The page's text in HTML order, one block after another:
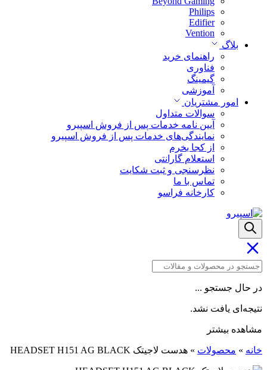
Philips
Edifier
Vention
بلاگ
راهنمای خرید
فناوری
گیمینگ
آموزشی
امور مشتریان
سوالات متداول
آیین نامه خدمات پس از فروش اسپیرو
نمایندگی‌های خدمات پس از فروش اسپیرو
از کجا بخرم
استعلام گارانتی
نظرسنجی و ثبت شکایت
تماس با ما
کارخانه فراسو
در حال جستجو ...
نتیجه‌ای یافت نشد.
مشاهده بیشتر
خانه » محصولات » هدست لاجیتک HEADSET H151 AG BLACK